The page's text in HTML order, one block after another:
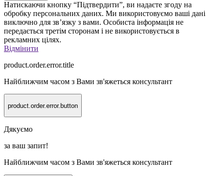
Натискаючи кнопку “Підтвердити”, ви надаєте згоду на
обробку персональних даних. Ми використовуємо ваші дані
виключно для зв’язку з вами. Особиста інформація не
передається третім сторонам і не використовується в
рекламних цілях.
Відмінити
product.order.error.title
Найближчим часом з Вами зв'яжеться консультант
product.order.error.button
Дякуємо
за ваш запит!
Найближчим часом з Вами зв'яжеться консультант